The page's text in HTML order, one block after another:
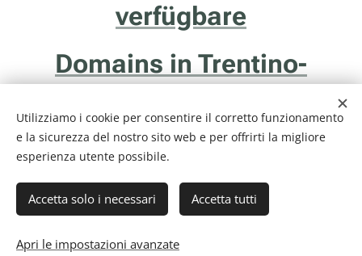
verfügbare
Domains in Trentino-
Internethotel.it è un servizio della ditta Francesco Solidoro - Via delle
Ghiaie, 20/1 - 38122 - Trento (TN) - P.I. 01043510229
Informativa Privacy & Cookie Policy
Utilizziamo i cookie per consentire il corretto funzionamento
e la sicurezza del nostro sito web e per offrirti la migliore
esperienza utente possibile.
Accetta solo i necessari Accetta tutti
Apri le impostazioni avanzate